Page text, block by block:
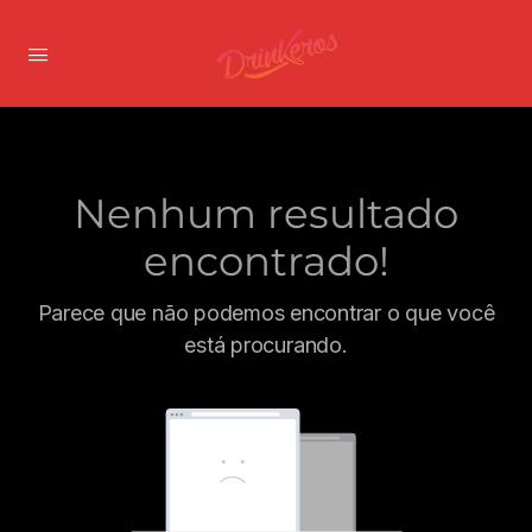
Nenhum resultado
encontrado!
Parece que não podemos encontrar o que você
está procurando.